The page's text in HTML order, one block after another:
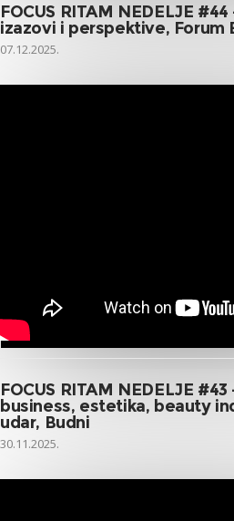
FOCUS RITAM NEDELJE
izazovi i perspektive, Forum
07.12.2025.
FOCUS RITAM NEDELJE
business, estetika, beauty
udar, Budni
30.11.2025.